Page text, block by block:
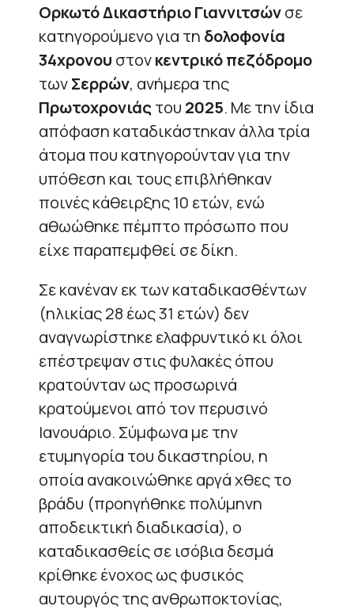
Ορκωτό Δικαστήριο Γιαννιτσώνσε
κατηγορούμενο για τη δολοφονία
34χρονου στονκεντρικό πεζόδρομο
τωνΣερρών, ανήμερα της
Πρωτοχρονιάςτου 2025. Με την ίδια
απόφαση καταδικάστηκαν άλλα τρία
άτομα που κατηγορούνταν για την
υπόθεση και τους επιβλήθηκαν
ποινές κάθειρξης 10 ετών, ενώ
αθωώθηκε πέμπτο πρόσωπο που
είχε παραπεμφθεί σε δίκη.
Σε κανέναν εκ των καταδικασθέντων
(ηλικίας 28 έως 31 ετών) δεν
αναγνωρίστηκε ελαφρυντικό κι όλοι
επέστρεψαν στις φυλακές όπου
κρατούνταν ως προσωρινά
κρατούμενοι από τον περυσινό
Ιανουάριο. Σύμφωνα με την
ετυμηγορία του δικαστηρίου, η
οποία ανακοινώθηκε αργά χθες το
βράδυ (προηγήθηκε πολύμηνη
αποδεικτική διαδικασία), ο
καταδικασθείς σε ισόβια δεσμά
κρίθηκε ένοχος ως φυσικός
αυτουργός της ανθρωποκτονίας,